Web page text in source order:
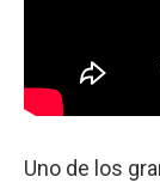
Uno de los